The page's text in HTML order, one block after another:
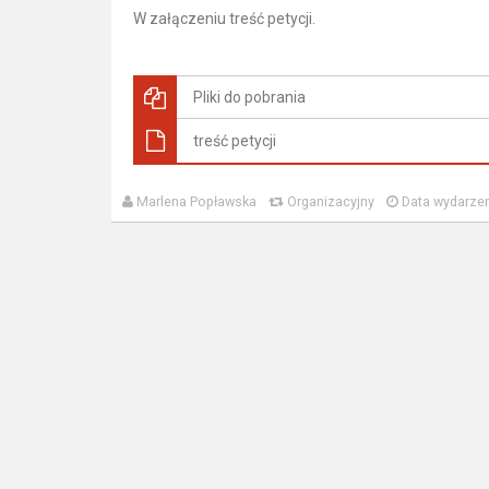
W załączeniu treść petycji.
Pliki do pobrania
treść petycji
Marlena Popławska Organizacyjny Data